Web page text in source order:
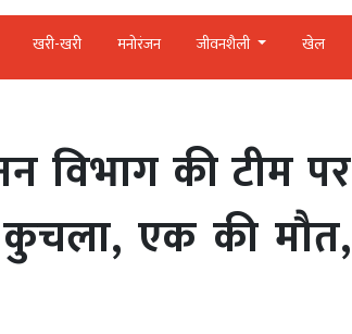
खरी-खरी मनोरंजन जीवनशैली खेल
विभाग की टीम पर
एक की मौत,